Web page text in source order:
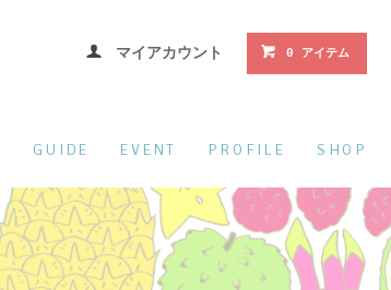
マイアカウント 0 アイテム
SHOP
PROFILE
EVENT
GUIDE